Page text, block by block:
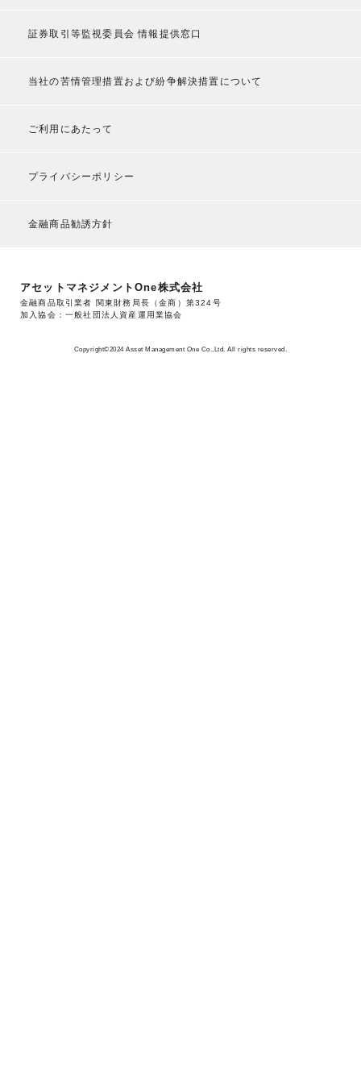
証券取引等監視委員会 情報提供窓口
当社の苦情管理措置および紛争解決措置について
ご利用にあたって
プライバシーポリシー
金融商品勧誘方針
アセットマネジメントOne株式会社
金融商品取引業者 関東財務局長（金商）第324号
加入協会：一般社団法人資産運用業協会
Copyright©2024 Asset Management One Co.,Ltd. All rights reserved.